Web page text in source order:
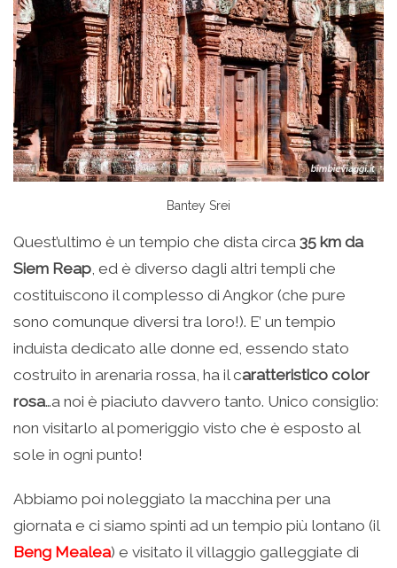
Bantey Srei
Quest’ultimo è un tempio che dista circa 35 km da
Siem Reap, ed è diverso dagli altri templi che
costituiscono il complesso di Angkor (che pure
sono comunque diversi tra loro!). E’ un tempio
induista dedicato alle donne ed, essendo stato
costruito in arenaria rossa, ha il caratteristico color
rosa…a noi è piaciuto davvero tanto. Unico consiglio:
non visitarlo al pomeriggio visto che è esposto al
sole in ogni punto!
Abbiamo poi noleggiato la macchina per una
giornata e ci siamo spinti ad un tempio più lontano (il
Beng Mealea) e visitato il villaggio galleggiate di